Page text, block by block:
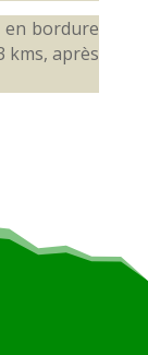
bordure
kms, après